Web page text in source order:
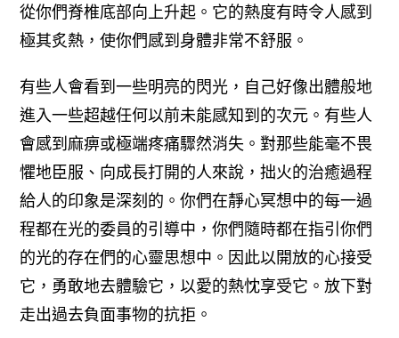
從你們脊椎底部向上升起。它的熱度有時令人感到
極其炙熱，使你們感到身體非常不舒服。
有些人會看到一些明亮的閃光，自己好像出體般地
進入一些超越任何以前未能感知到的次元。有些人
會感到麻痹或極端疼痛驟然消失。對那些能毫不畏
懼地臣服、向成長打開的人來說，拙火的治癒過程
給人的印象是深刻的。你們在靜心冥想中的每一過
程都在光的委員的引導中，你們隨時都在指引你們
的光的存在們的心靈思想中。 因此以開放的心接受
它，勇敢地去體驗它，以愛的熱忱享受它。放下對
走出過去負面事物的抗拒。